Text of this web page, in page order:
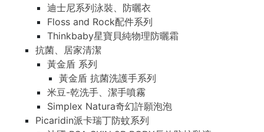
迪士尼系列泳裝、防曬衣
Floss and Rock配件系列
Thinkbaby星寶貝純物理防曬霜
抗菌、居家清潔
黃金盾 系列
黃金盾 抗菌洗護手系列
米豆-乾洗手、潔手噴霧
Simplex Natura奇幻許願泡泡
Picaridin派卡瑞丁防蚊系列